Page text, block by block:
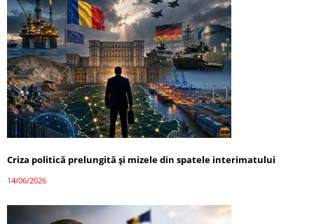
Criza politică prelungită și mizele din spatele interimatului
14/06/2026